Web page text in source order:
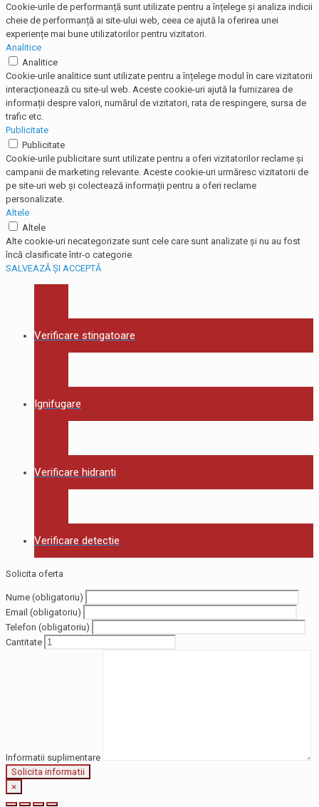
Cookie-urile de performanță sunt utilizate pentru a înțelege și analiza indicii
cheie de performanță ai site-ului web, ceea ce ajută la oferirea unei
experiențe mai bune utilizatorilor pentru vizitatori.
Analitice
Analitice
Cookie-urile analitice sunt utilizate pentru a înțelege modul în care vizitatorii
interacționează cu site-ul web. Aceste cookie-uri ajută la furnizarea de
informații despre valori, numărul de vizitatori, rata de respingere, sursa de
trafic etc.
Publicitate
Publicitate
Cookie-urile publicitare sunt utilizate pentru a oferi vizitatorilor reclame și
campanii de marketing relevante. Aceste cookie-uri urmăresc vizitatorii de
pe site-uri web și colectează informații pentru a oferi reclame
personalizate.
Altele
Altele
Alte cookie-uri necategorizate sunt cele care sunt analizate și nu au fost
încă clasificate într-o categorie.
SALVEAZĂ ȘI ACCEPTĂ
Verificare stingatoare
Ignifugare
Verificare hidranti
Verificare detectie
Solicita oferta
Nume (obligatoriu)
Email (obligatoriu)
Telefon (obligatoriu)
Cantitate
Informatii suplimentare
×